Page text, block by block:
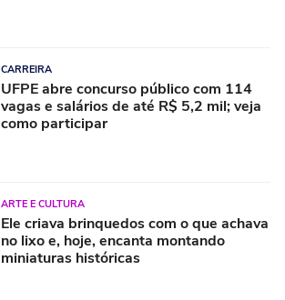
CARREIRA
UFPE abre concurso público com 114
vagas e salários de até R$ 5,2 mil; veja
como participar
ARTE E CULTURA
Ele criava brinquedos com o que achava
no lixo e, hoje, encanta montando
miniaturas históricas